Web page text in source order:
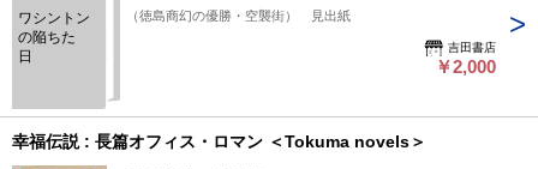
ワシントン
の陥ちた
日
（徳島商幻の優勝・空襲街） 見出紙
吉田書店
￥2,000
幸福伝説 : 長篇オフィス・ロマン ＜Tokuma novels＞